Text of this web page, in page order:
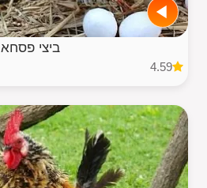
ביצי פסחא
4.59